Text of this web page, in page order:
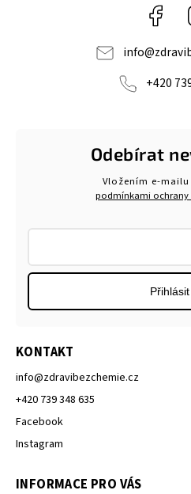
info@
+420
KONTAKT
info@zdravibezchemie.cz
+420 739 348 635
Facebook
Instagram
INFORMACE PRO VÁS
Odebírat
Vložením e-
podmínkami